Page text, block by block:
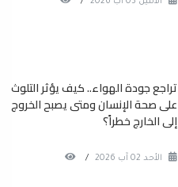
تراجع جودة الهواء.. كيف يؤثر التلوث
على صحة الإنسان ومتى يصبح الخروج
إلى الخارج خطراً؟
الأحد 02 آب 2026 /